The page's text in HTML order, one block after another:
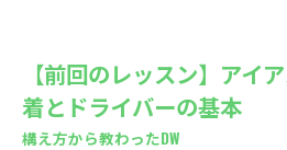
【前回のレッスン】アイ
着とドライバーの基本
構え方から教わったDW